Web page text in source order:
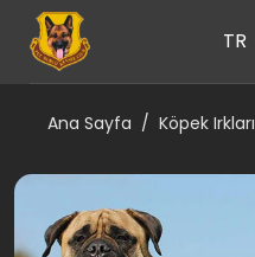
TR
Ana Sayfa Köpek Irkları